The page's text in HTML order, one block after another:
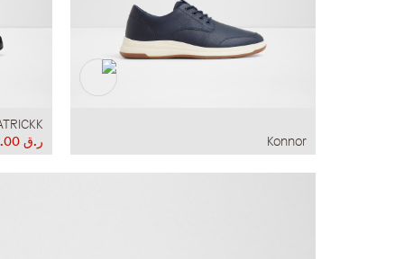
Konnor
ر.ق‏ 296.00